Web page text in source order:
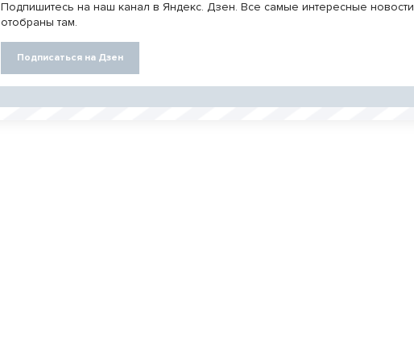
Подпишитесь на наш канал в Яндекс. Дзен. Все самые интересные новости
отобраны там.
Подписаться на Дзен